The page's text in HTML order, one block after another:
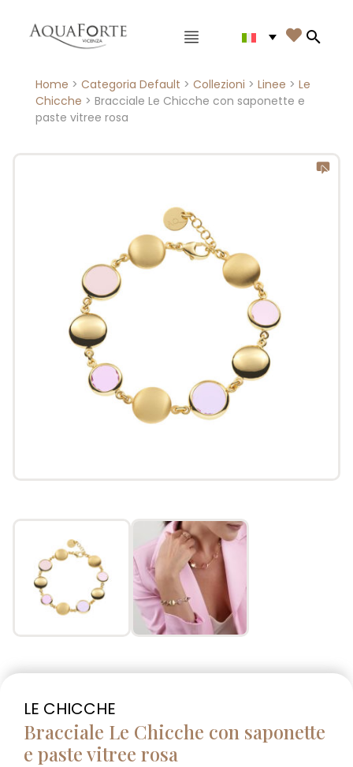
Menù principale 
Home > Categoria Default > Collezioni > Linee > Le
Chicche > Bracciale Le Chicche con saponette e
paste vitree rosa
LE CHICCHE
Bracciale Le Chicche con saponette
e paste vitree rosa